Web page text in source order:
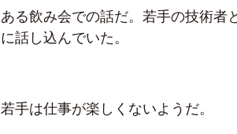
ある飲み会での話だ。若手の技術者
に話し込んでいた。
若手は仕事が楽しくないようだ。